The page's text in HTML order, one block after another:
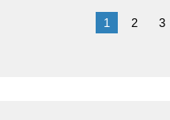
ASX
1 2 3